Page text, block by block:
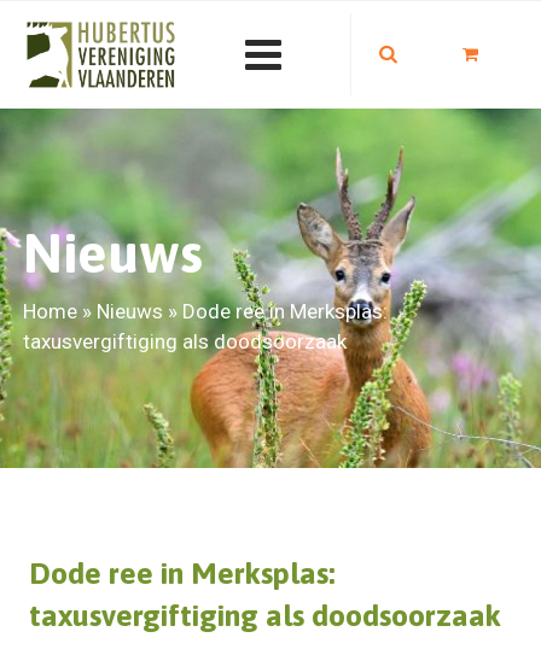
Nieuws
Home» Nieuws » Dode ree in Merksplas:
taxusvergiftiging als doodsoorzaak
Dode ree in Merksplas:
taxusvergiftiging als doodsoorzaak